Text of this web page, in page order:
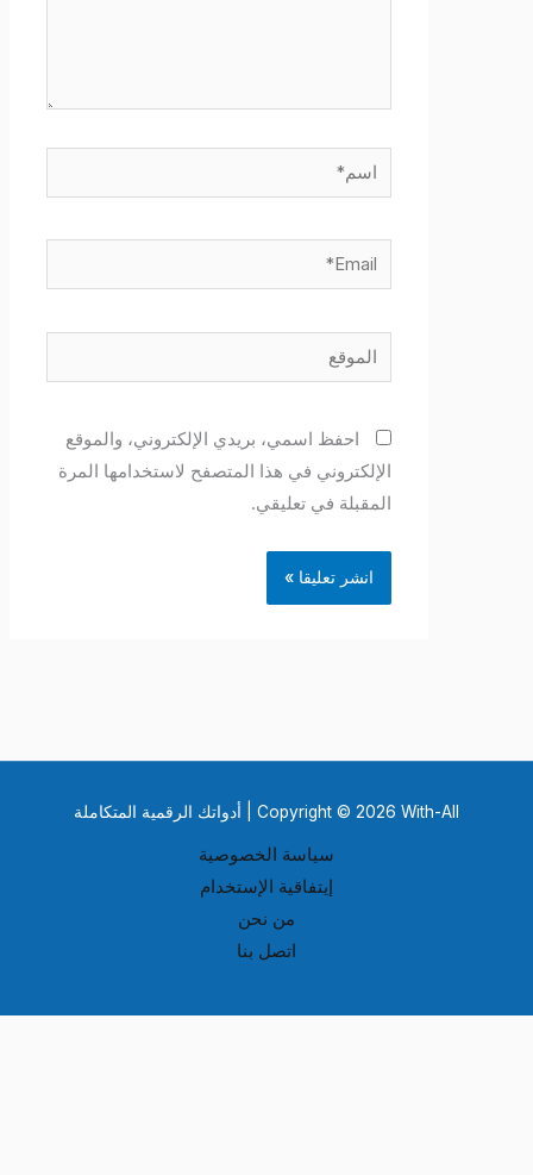
احفظ اسمي، بريدي الإلكتروني، والموقع
الإلكتروني في هذا المتصفح لاستخدامها المرة
المقبلة في تعليقي.
Copyright © 2026 With-All | أدواتك الرقمية المتكاملة
سياسة الخصوصية
إيتفاقية الإستخدام
من نحن
اتصل بنا